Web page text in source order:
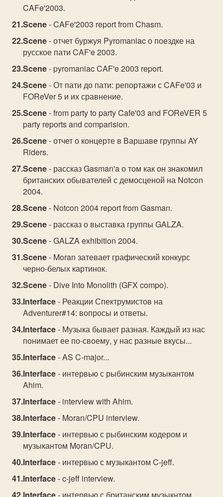
CAFe'2003.
Scene- CAFe'2003 report from Chasm.
Scene- отчет буржуя Pyromaniac о поездке на
русское пати CAF'e 2003.
Scene- pyromaniac CAF'e 2003 report.
Scene- От пати до пати: репортажи с CAFe'03 и
FOReVer 5 и их сравнение.
Scene- from party to party Cafe'03 and FOReVER 5
party reports and comparision.
Scene- отчет о концерте в Варшаве группы AY
Riders.
Scene- рассказ Gasman'a о том как он знакомил
британских обывателей с демосценой на Notcon
2004.
Scene- Notcon 2004 report from Gasman.
Scene- рассказ о выставка группы GALZA.
Scene- GALZA exhibition 2004.
Scene- Moran затевает графический конкурс
черно-белых картинок.
Scene- Dive Into Monolith (GFX compo).
Interface- Реакции Спектрумистов на
Adventurer#14: вопросы и ответы.
Interface- Музыка бывает разная. Каждый из нас
понимает ее по-своему, у нас разные вкусы...
Interface- AS C-major...
Interface- интервью с рыбинским музыкантом
Ahim.
Interface- interview with Ahim.
Interface- Moran/CPU interview.
Interface- интервью с рыбинским кодером и
музыкантом Moran/CPU.
Interface- интервью с музыкантом C-jeff.
Interface- c-jeff interview.